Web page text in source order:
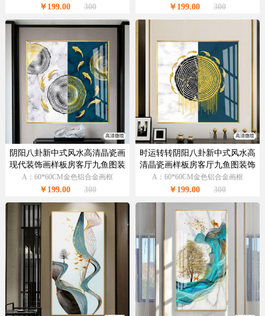
￥199.00 300 ￥199.00 300
高清微喷
阴阳八卦新中式风水高清晶瓷画
现代装饰画样板房客厅九鱼图装
饰画
A：60*60CM金色铝合金画框
￥199.00 300
高清微喷
时运转转阴阳八卦新中式风水高
清晶瓷画样板房客厅九鱼图装饰
画
A：60*60CM金色铝合金画框
￥199.00 300